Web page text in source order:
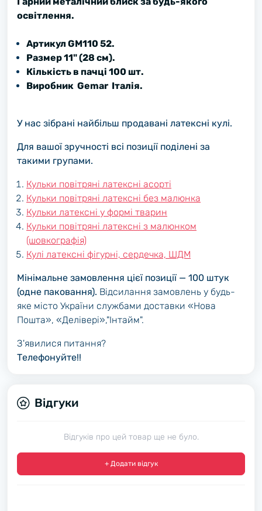
освітлення.
Артикул GМ110 52.
Размер 11" (28 см).
Кількість в пачці 100 шт.
Виробник Gemar Італія.
У нас зібрані найбільш продавані латексні кулі.
Для вашої зручності всі позиції поділені за
такими групами.
Кульки повітряні латексні асорті
Кульки повітряні латексні без малюнка
Кульки латексні у формі тварин
Кульки повітряні латексні з малюнком
(шовкографія)
Кулі латексні фігурні, сердечка, ШДМ
Мінімальне замовлення цієї позиції — 100 штук
(одне паковання). Відсилання замовлень у будь-
яке місто України службами доставки «Нова
Пошта», «Делівері»,"Інтайм".
З'явилися питання?
Телефонуйте!!
Відгуки
Відгуків про цей товар ще не було.
+ Додати відгук